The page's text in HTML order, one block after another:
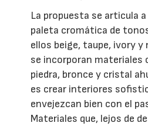
La propuesta se articula
paleta cromática de
ellos beige, taupe, ivory y
se incorporan materiales
piedra, bronce y cristal
es crear interiores
envejezcan bien con el
Materiales que, lejos de